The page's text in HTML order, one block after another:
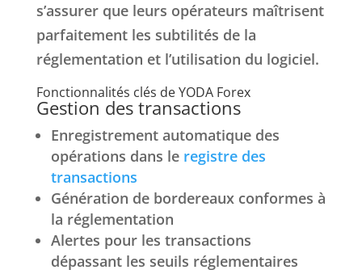
s’assurer que leurs opérateurs maîtrisent
parfaitement les subtilités de la
réglementation et l’utilisation du logiciel.
Fonctionnalités clés de YODA Forex
Gestion des transactions
Enregistrement automatique des
opérations dans le registre des
transactions
Génération de bordereaux conformes à
la réglementation
Alertes pour les transactions
dépassant les seuils réglementaires